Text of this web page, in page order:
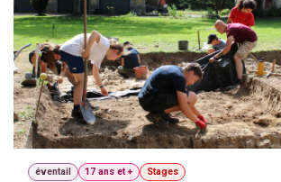
éventail 17 ans et + Stages